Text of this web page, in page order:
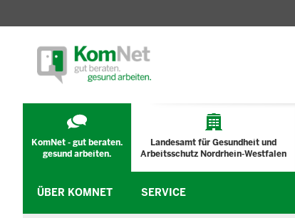
KomNet - gut beraten.
gesund arbeiten.
Landesamt für Gesundheit und
Arbeitsschutz Nordrhein-Westfalen
ÜBER KOMNET SERVICE